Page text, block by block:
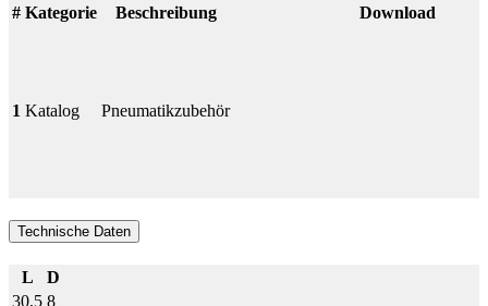
# Kategorie Beschreibung Download
1 Katalog Pneumatikzubehör
Technische Daten
L
D
30,5 8